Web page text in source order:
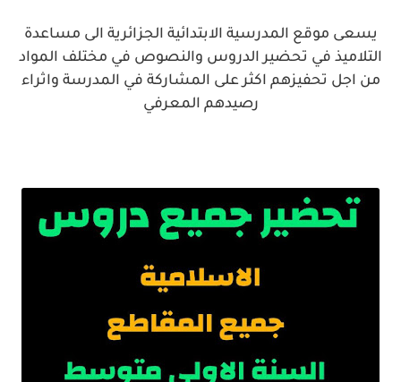
يسعى موقع المدرسية الابتدائية الجزائرية الى مساعدة
التلاميذ في تحضير الدروس والنصوص في مختلف المواد
من اجل تحفيزهم اكثر على المشاركة في المدرسة واثراء
رصيدهم المعرفي